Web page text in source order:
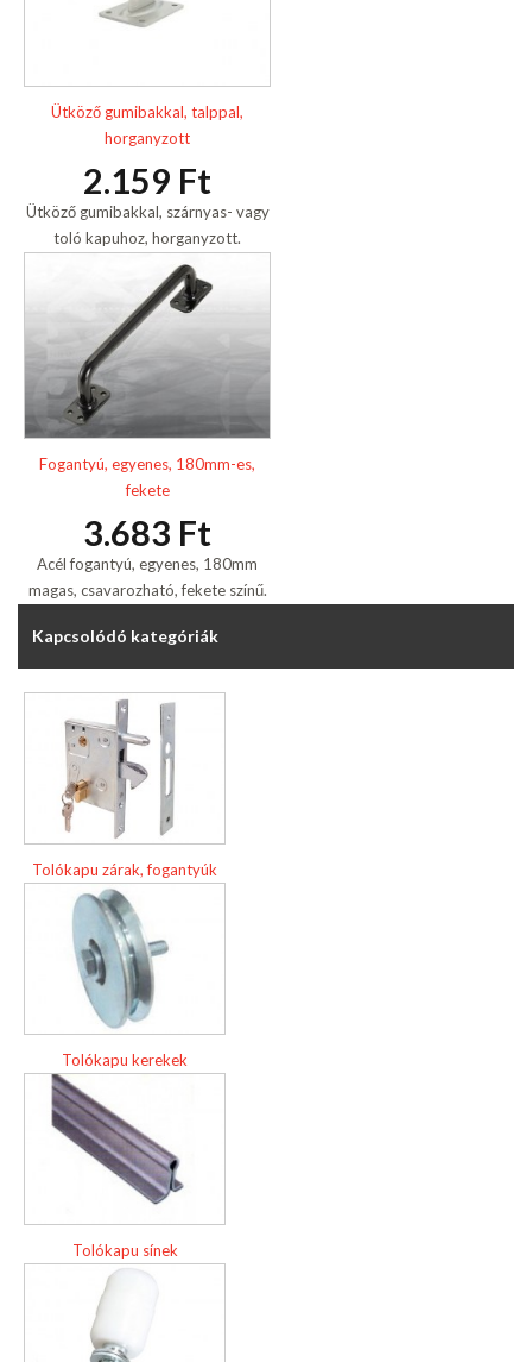
Ütköző gumibakkal, talppal,
horganyzott
2.159 Ft
Ütköző gumibakkal, szárnyas- vagy
toló kapuhoz, horganyzott.
Fogantyú, egyenes, 180mm-es,
fekete
3.683 Ft
Acél fogantyú, egyenes, 180mm
magas, csavarozható, fekete színű.
Kapcsolódó kategóriák
Tolókapu zárak, fogantyúk
Tolókapu kerekek
Tolókapu sínek